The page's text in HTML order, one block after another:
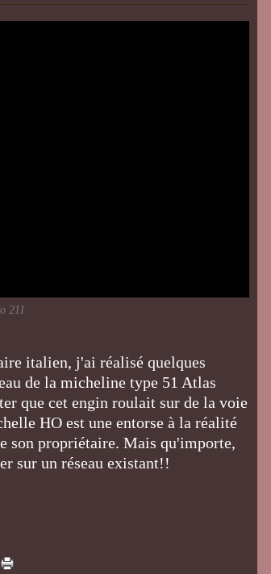
211
italien, j'ai réalisé quelques
de la micheline type 51 Atlas
que cet engin roulait sur de la voie
HO est une entorse à la réalité
son propriétaire. Mais qu'importe,
sur un réseau existant!!